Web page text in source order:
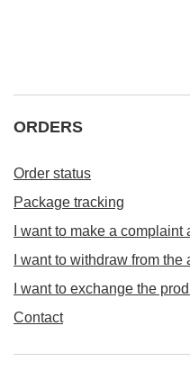
ORDERS
Order status
Package tracking
I want to make a
I want to withdraw from the
I want to exchange the
Contact